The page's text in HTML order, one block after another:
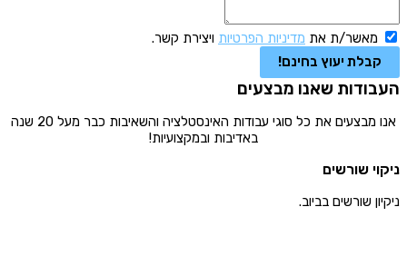
מאשר/ת את מדיניות הפרטיות ויצירת קשר.
קבלת יעוץ בחינם!
העבודות שאנו מבצעים
אנו מבצעים את כל סוגי עבודות האינסטלציה והשאיבות כבר מעל 20 שנה
באדיבות ובמקצועיות!
ניקוי שורשים
ניקיון שורשים בביוב.